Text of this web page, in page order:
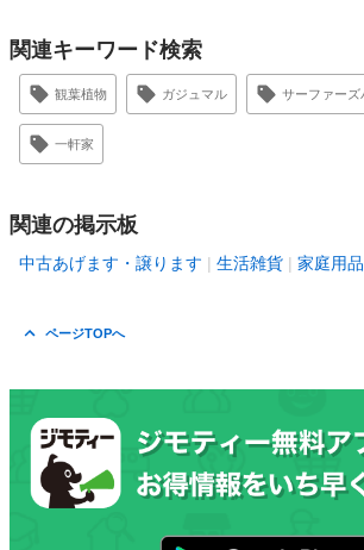
関連キーワード検索
観葉植物 ガジュマル サーファーズ
一軒家
関連の掲示板
中古あげます・譲ります 生活雑貨 家庭用品
ページTOPへ